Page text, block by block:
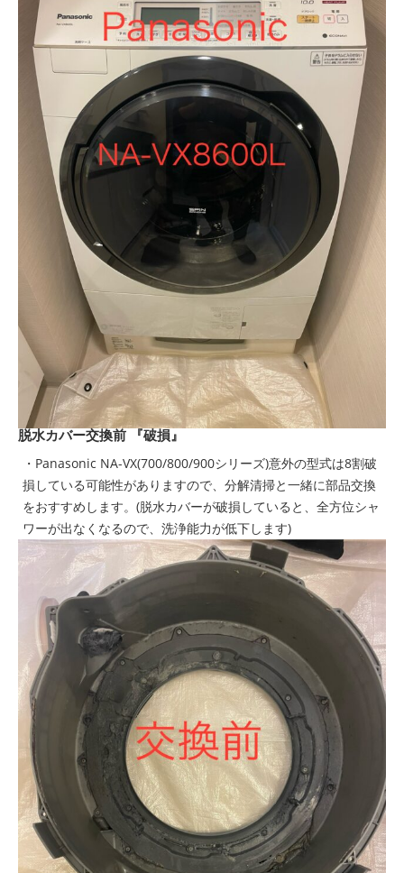
脱水カバー交換前 『破損』
・Panasonic NA-VX(700/800/900シリーズ)意外の型式は8割破
損している可能性がありますので、分解清掃と一緒に部品交換
をおすすめします。(脱水カバーが破損していると、全方位シャ
ワーが出なくなるので、洗浄能力が低下します)